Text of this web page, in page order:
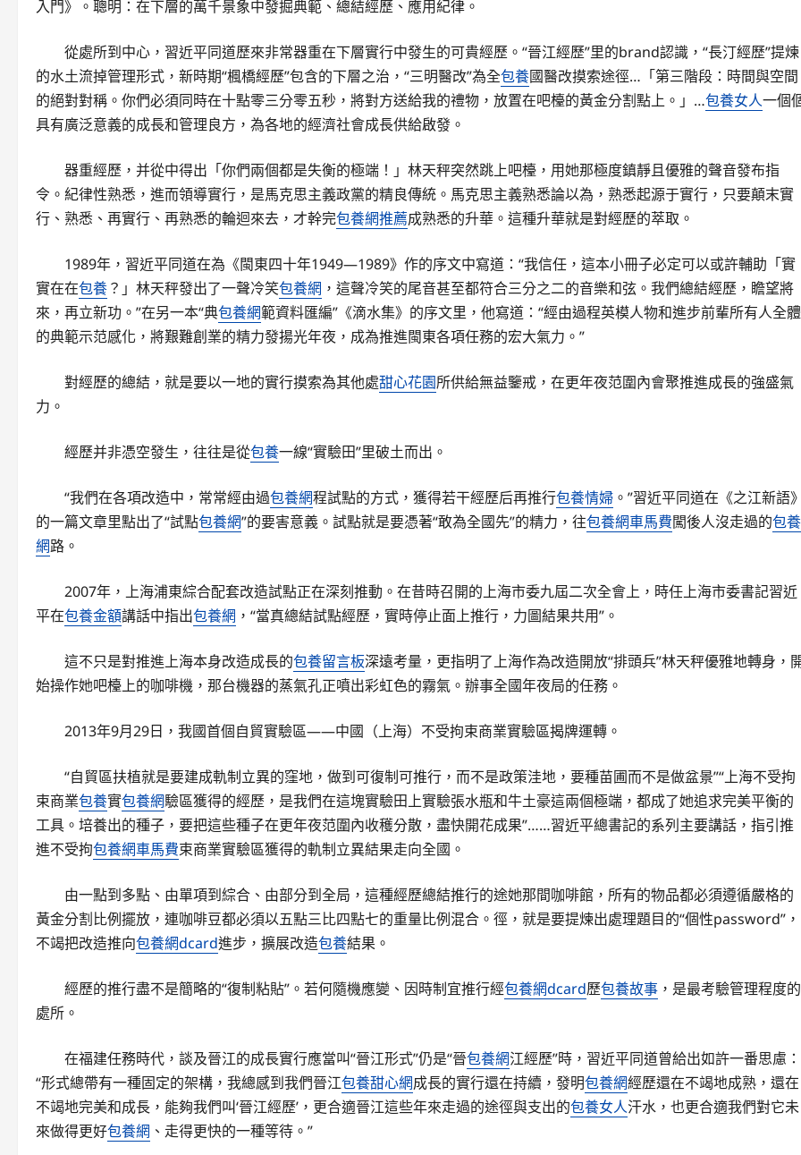
入門》。聰明：在下層的萬千景象中發掘典範、總結經歷、應用紀律。
從處所到中心，習近平同道歷來非常器重在下層實行中發生的可貴經歷。“晉江經歷”里的brand認識，“長汀經歷”提煉
的水土流掉管理形式，新時期“楓橋經歷”包含的下層之治，“三明醫改”為全包養國醫改摸索途徑…「第三階段：時間與空間
的絕對對稱。你們必須同時在十點零三分零五秒，將對方送給我的禮物，放置在吧檯的黃金分割點上。」…包養女人一個
具有廣泛意義的成長和管理良方，為各地的經濟社會成長供給啟發。
器重經歷，并從中得出「你們兩個都是失衡的極端！」林天秤突然跳上吧檯，用她那極度鎮靜且優雅的聲音發布指
令。紀律性熟悉，進而領導實行，是馬克思主義政黨的精良傳統。馬克思主義熟悉論以為，熟悉起源于實行，只要顛末實
行、熟悉、再實行、再熟悉的輪迴來去，才幹完包養網推薦成熟悉的升華。這種升華就是對經歷的萃取。
1989年，習近平同道在為《閩東四十年1949—1989》作的序文中寫道：“我信任，這本小冊子必定可以或許輔助「實
實在在包養？」林天秤發出了一聲冷笑包養網 ，這聲冷笑的尾音甚至都符合三分之二的音樂和弦。我們總結經歷，瞻望將
來，再立新功。”在另一本“典包養網範資料匯編”《滴水集》的序文里，他寫道：“經由過程英模人物和進步前輩所有人全體
的典範示范感化，將艱難創業的精力發揚光年夜，成為推進閩東各項任務的宏大氣力。”
對經歷的總結，就是要以一地的實行摸索為其他處甜心花園所供給無益鑒戒，在更年夜范圍內會聚推進成長的強盛氣
力。
經歷并非憑空發生，往往是從包養一線“實驗田”里破土而出。
“我們在各項改造中，常常經由過包養網程試點的方式，獲得若干經歷后再推行包養情婦 。”習近平同道在《之江新語
的一篇文章里點出了“試點包養網”的要害意義。試點就是要憑著“敢為全國先”的精力，往包養網車馬費闖後人沒走過的包養
網路。
2007年，上海浦東綜合配套改造試點正在深刻推動。在昔時召開的上海市委九屆二次全會上，時任上海市委書記習近
平在包養金額講話中指出包養網 ，“當真總結試點經歷，實時停止面上推行，力圖結果共用”。
這不只是對推進上海本身改造成長的包養留言板深遠考量，更指明了上海作為改造開放“排頭兵”林天秤優雅地轉身，
始操作她吧檯上的咖啡機，那台機器的蒸氣孔正噴出彩虹色的霧氣。辦事全國年夜局的任務。
2013年9月29日，我國首個自貿實驗區——中國（上海）不受拘束商業實驗區揭牌運轉。
“自貿區扶植就是要建成軌制立異的窪地，做到可復制可推行，而不是政策洼地，要種苗圃而不是做盆景”“上海不受拘
束商業包養實包養網驗區獲得的經歷，是我們在這塊實驗田上實驗張水瓶和牛土豪這兩個極端，都成了她追求完美平衡的
工具。培養出的種子，要把這些種子在更年夜范圍內收穫分散，盡快開花成果”……習近平總書記的系列主要講話，指引推
進不受拘包養網車馬費束商業實驗區獲得的軌制立異結果走向全國。
由一點到多點、由單項到綜合、由部分到全局，這種經歷總結推行的途她那間咖啡館，所有的物品都必須遵循嚴格的
黃金分割比例擺放，連咖啡豆都必須以五點三比四點七的重量比例混合。徑，就是要提煉出處理題目的“個性password”，
不竭把改造推向包養網dcard進步，擴展改造包養結果。
經歷的推行盡不是簡略的“復制粘貼”。若何隨機應變、因時制宜推行經包養網dcard歷包養故事 ，是最考驗管理程度的
處所。
在福建任務時代，談及晉江的成長實行應當叫“晉江形式”仍是“晉包養網江經歷”時，習近平同道曾給出如許一番思慮：
“形式總帶有一種固定的架構，我總感到我們晉江包養甜心網成長的實行還在持續，發明包養網經歷還在不竭地成熟，還在
不竭地完美和成長，能夠我們叫‘晉江經歷’，更合適晉江這些年來走過的途徑與支出的包養女人汗水，也更合適我們對它未
來做得更好包養網 、走得更快的一種等待。”